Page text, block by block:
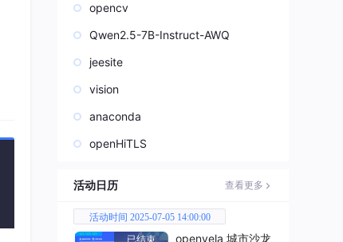
opencv
Qwen2.5-7B-Instruct-AWQ
jeesite
vision
anaconda
openHiTLS
活动日历 查看更多
活动时间 2025-07-05 14:00:00
已结束
openvela 城市沙龙